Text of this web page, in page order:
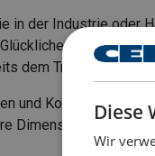
in der Industrie oder
dem Trend gefolgt
und Komponenten
Dimension wählen
Diese
Wir